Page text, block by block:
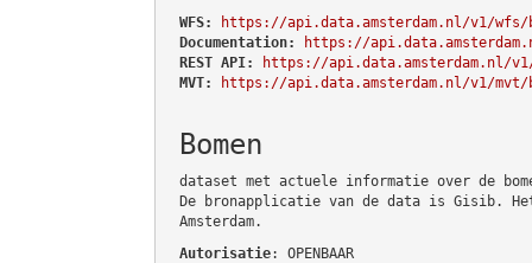
WFS:
https://api.data.amsterdam.nl/v1/wfs/
Documentation:
https://
REST API:
https://api.data.amsterdam.nl/v1/
MVT:
https://api.data.amsterdam.nl/v1/mvt/
Bomen
dataset met actuele informatie over de
De bronapplicatie van de data is Gisib. Het
Amsterdam.
Autorisatie: OPENBAAR